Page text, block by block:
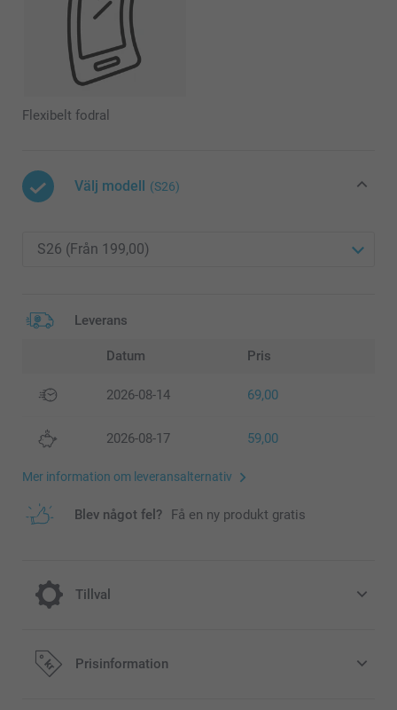
Flexibelt fodral
Välj modell (S26)
Leverans
Datum Pris
2026-08-14 69,00
2026-08-17 59,00
Mer information om leveransalternativ
Blev något fel? Få en ny produkt gratis
Tillval
Fullända ditt skal med en telefonsladd
Prisinformation